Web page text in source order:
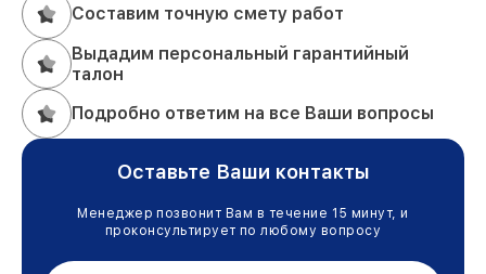
Составим точную смету работ
Выдадим персональный гарантийный
талон
Подробно ответим на все Ваши вопросы
Оставьте Ваши контакты
Менеджер позвонит Вам в течение 15 минут, и
проконсультирует по любому вопросу